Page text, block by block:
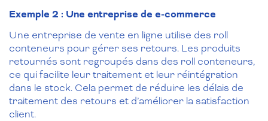
Exemple 2 : Une entreprise de e-commerce
Une entreprise de vente en ligne utilise des roll
conteneurs pour gérer ses retours. Les produits
retournés sont regroupés dans des roll conteneurs,
ce qui facilite leur traitement et leur réintégration
dans le stock. Cela permet de réduire les délais de
traitement des retours et d’améliorer la satisfaction
client.